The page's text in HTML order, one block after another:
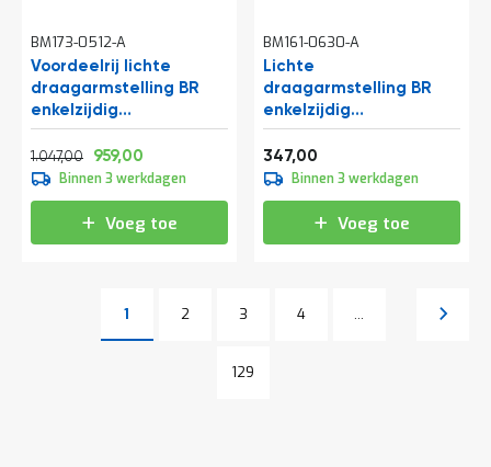
BM173-0512-A
Voordeelrij lichte
draagarmstelling BR
enkelzijdig
2500x5100x600 mm
(hxbxd) 4 niveaus
Normale prijs
1.047,00 1.266,87
Vanaf
959,00
Binnen 3 werkdagen
Voeg toe
BM161-0630-A
Lichte
draagarmstelling BR
enkelzijdig
2000x1500x600 mm
(hxbxd) 3 niveaus
beginsectie
Vanaf
347,00
Binnen 3 werkdagen
Voeg toe
U lees momenteel pagina
1 Pagina
2 Pagina
3 Pagina
4 ...
Pagina
129
Pagina